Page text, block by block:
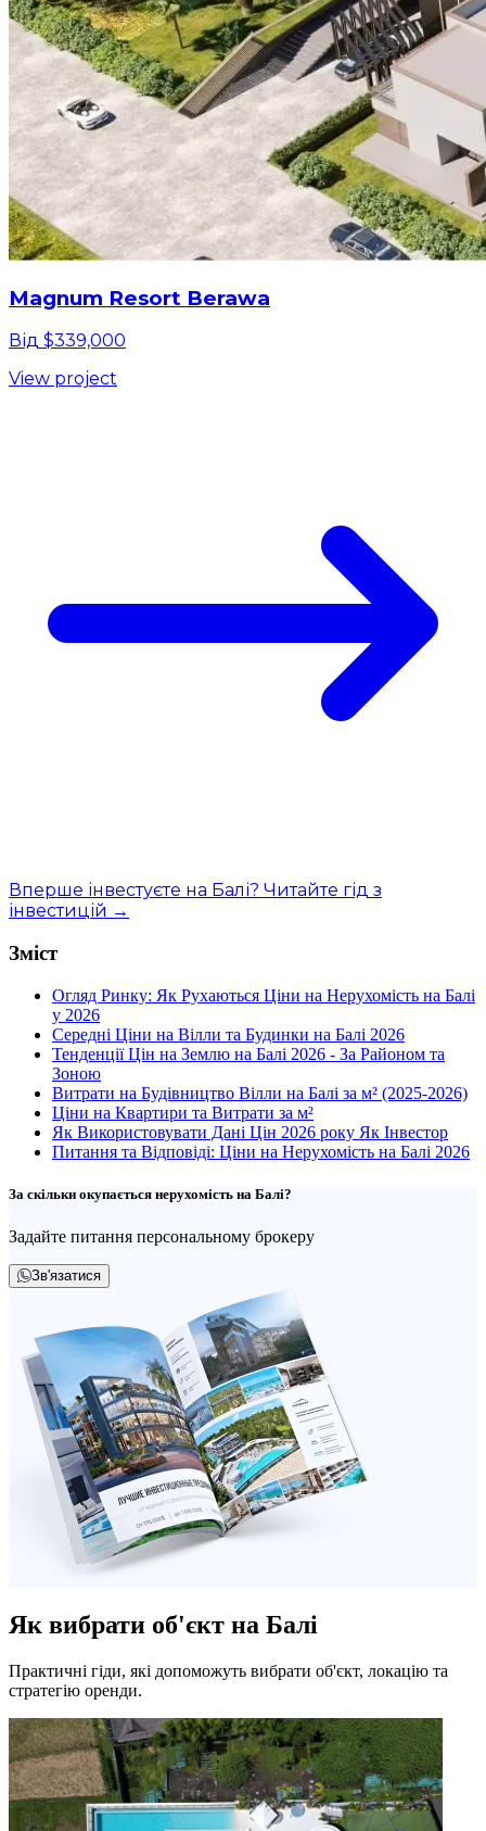
Magnum Resort Berawa
Від $339,000
View project
Вперше інвестуєте на Балі? Читайте гід з
інвестицій →
Зміст
Огляд Ринку: Як Рухаються Ціни на Нерухомість на Балі
у 2026
Середні Ціни на Вілли та Будинки на Балі 2026
Тенденції Цін на Землю на Балі 2026 - За Районом та
Зоною
Витрати на Будівництво Вілли на Балі за м² (2025-2026)
Ціни на Квартири та Витрати за м²
Як Використовувати Дані Цін 2026 року Як Інвестор
Питання та Відповіді: Ціни на Нерухомість на Балі 2026
За скільки окупається нерухомість на Балі?
Задайте питання персональному брокеру
Зв'язатися
Як вибрати об'єкт на Балі
Практичні гіди, які допоможуть вибрати об'єкт, локацію та
стратегію оренди.